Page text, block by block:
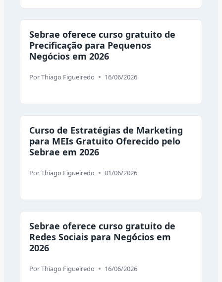
Sebrae oferece curso gratuito de
Precificação para Pequenos
Negócios em 2026
PorThiago Figueiredo 16/06/2026
Curso de Estratégias de Marketing
para MEIs Gratuito Oferecido pelo
Sebrae em 2026
PorThiago Figueiredo 01/06/2026
Sebrae oferece curso gratuito de
Redes Sociais para Negócios em
2026
PorThiago Figueiredo 16/06/2026